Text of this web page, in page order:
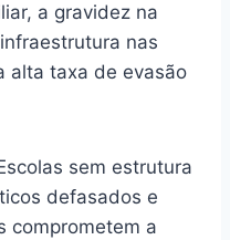
a gravidez na
nas
alta taxa de evasão
sem estrutura
defasados e
comprometem a